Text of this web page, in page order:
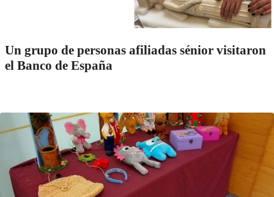
Un grupo de personas afiliadas sénior visitaron
el Banco de España